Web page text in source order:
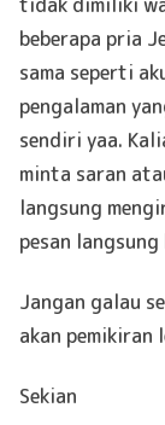
beberapa pria
sama seperti
pengalaman
sendiri yaa.
minta saran
langsung
pesan
Jangan galau
akan pemikiran
Sekian